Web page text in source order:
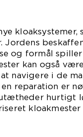
Jordens
og formål
kan også
navigere i de
reparation er
hurtigt